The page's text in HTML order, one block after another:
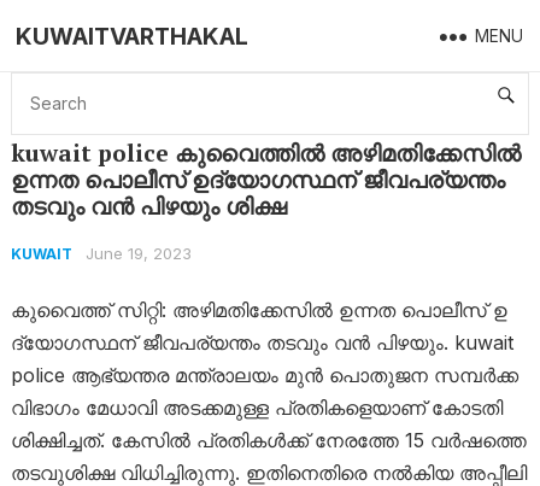
KUWAITVARTHAKAL MENU
Home Kuwait kuwait police കുവൈത്തിൽ അ​ഴി​മ​തി​ക്കേ​സി​ൽ ഉ​ന്ന​ത പൊ​ലീ​സ്‌ ഉ​ദ്യോ​ഗ​സ്ഥ​ന് ജീ​വ​പ​ര്യ​ന്തം ത​ട​വും വ​ൻ പി​ഴ​യും ശിക്ഷ
kuwait police കുവൈത്തിൽ അ​ഴി​മ​തി​ക്കേ​സി​ൽ
ഉ​ന്ന​ത പൊ​ലീ​സ്‌ ഉ​ദ്യോ​ഗ​സ്ഥ​ന് ജീ​വ​പ​ര്യ​ന്തം
ത​ട​വും വ​ൻ പി​ഴ​യും ശിക്ഷ
KUWAIT June 19, 2023
കു​വൈ​ത്ത്​ സി​റ്റി: അ​ഴി​മ​തി​ക്കേ​സി​ൽ ഉ​ന്ന​ത പൊ​ലീ​സ്‌ ഉ​
ദ്യോ​ഗ​സ്ഥ​ന് ജീ​വ​പ​ര്യ​ന്തം ത​ട​വും വ​ൻ പി​ഴ​യും. kuwait
police ആ​ഭ്യ​ന്ത​ര മ​ന്ത്രാ​ല​യം മു​ൻ പൊ​തു​ജ​ന സ​മ്പ​ർ​ക്ക
വി​ഭാ​ഗം മേ​ധാ​വി അ​ട​ക്ക​മു​ള്ള പ്ര​തി​ക​ളെ​യാ​ണ് കോ​ട​തി
ശി​ക്ഷി​ച്ച​ത്. കേ​സി​ൽ പ്ര​തി​ക​ൾ​ക്ക് നേ​ര​ത്തേ 15 വ​ർ​ഷ​ത്തെ
ത​ട​വു​ശി​ക്ഷ വി​ധി​ച്ചി​രു​ന്നു. ഇ​തി​നെ​തി​രെ ന​ൽകി​യ അ​പ്പീ​ലി​